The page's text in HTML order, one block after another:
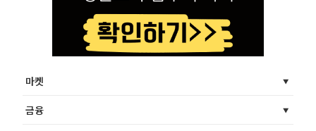
마켓
금융